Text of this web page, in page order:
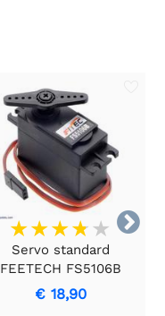

Servo standard
FEETECH FS5106B
€ 18,90